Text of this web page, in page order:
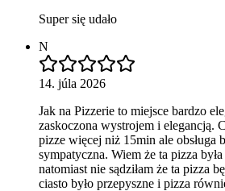
Super się udało
N
14. júla 2026
Jak na Pizzerie to miejsce bardzo
zaskoczona wystrojem i elegancją.
pizze więcej niż 15min ale obsługa
sympatyczna. Wiem że ta pizza
natomiast nie sądziłam że ta pizza
ciasto było przepyszne i pizza